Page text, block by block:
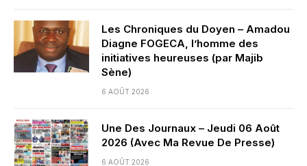
Les Chroniques du Doyen – Amadou
Diagne FOGECA, l’homme des
initiatives heureuses (par Majib
Sène)
6 AOÛT 2026
Une Des Journaux – Jeudi 06 Août
2026 (Avec Ma Revue De Presse)
6 AOÛT 2026